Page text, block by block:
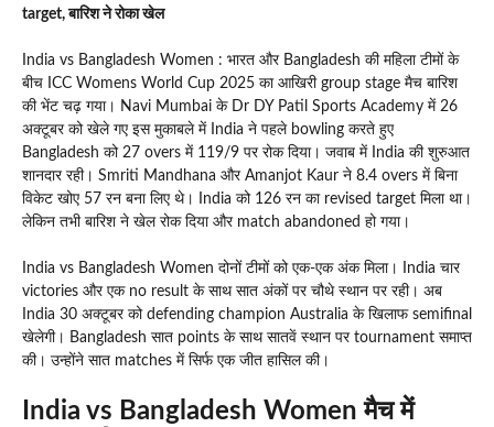
target, बारिश ने रोका खेल
India vs Bangladesh Women : भारत और Bangladesh की महिला टीमों के
बीच ICC Womens World Cup 2025 का आखिरी group stage मैच बारिश
की भेंट चढ़ गया। Navi Mumbai के Dr DY Patil Sports Academy में 26
अक्टूबर को खेले गए इस मुकाबले में India ने पहले bowling करते हुए
Bangladesh को 27 overs में 119/9 पर रोक दिया। जवाब में India की शुरुआत
शानदार रही। Smriti Mandhana और Amanjot Kaur ने 8.4 overs में बिना
विकेट खोए 57 रन बना लिए थे। India को 126 रन का revised target मिला था।
लेकिन तभी बारिश ने खेल रोक दिया और match abandoned हो गया।
India vs Bangladesh Women दोनों टीमों को एक-एक अंक मिला। India चार
victories और एक no result के साथ सात अंकों पर चौथे स्थान पर रही। अब
India 30 अक्टूबर को defending champion Australia के खिलाफ semifinal
खेलेगी। Bangladesh सात points के साथ सातवें स्थान पर tournament समाप्त
की। उन्होंने सात matches में सिर्फ एक जीत हासिल की।
India vs Bangladesh Women मैच में